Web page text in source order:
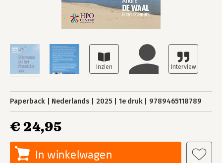
Paperback Nederlands 2025 1e druk 9789465118789
€ 24,95
In winkelwagen